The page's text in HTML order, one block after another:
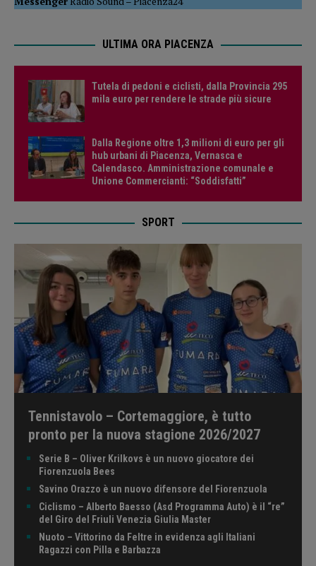
ULTIMA ORA PIACENZA
Tutela di pedoni e ciclisti, dalla Provincia 295
mila euro per rendere le strade più sicure
Dalla Regione oltre 1,3 milioni di euro per gli
hub urbani di Piacenza, Vernasca e
Calendasco. Amministrazione comunale e
Unione Commercianti: “Soddisfatti”
SPORT
Tennistavolo – Cortemaggiore, è tutto
pronto per la nuova stagione 2026/2027
Serie B – Oliver Krilkovs è un nuovo giocatore dei
Fiorenzuola Bees
Savino Orazzo è un nuovo difensore del Fiorenzuola
Ciclismo – Alberto Baesso (Asd Programma Auto) è il “re”
del Giro del Friuli Venezia Giulia Master
Nuoto – Vittorino da Feltre in evidenza agli Italiani
Ragazzi con Pilla e Barbazza